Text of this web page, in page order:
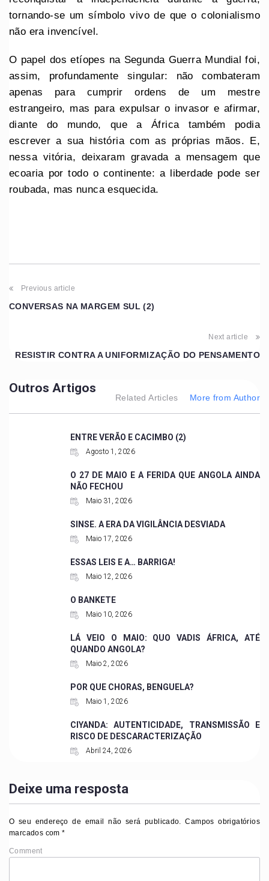
tornando-se um símbolo vivo de que o colonialismo
não era invencível.
O papel dos etíopes na Segunda Guerra Mundial foi,
assim, profundamente singular: não combateram
apenas para cumprir ordens de um mestre
estrangeiro, mas para expulsar o invasor e afirmar,
diante do mundo, que a África também podia
escrever a sua história com as próprias mãos. E,
nessa vitória, deixaram gravada a mensagem que
ecoaria por todo o continente: a liberdade pode ser
roubada, mas nunca esquecida.
Previous article
CONVERSAS NA MARGEM SUL (2)
Next article
RESISTIR CONTRA A UNIFORMIZAÇÃO DO PENSAMENTO
Outros Artigos
Related Articles More from Author
ENTRE VERÃO E CACIMBO (2)
Agosto 1, 2026
O 27 DE MAIO E A FERIDA QUE ANGOLA AINDA
NÃO FECHOU
Maio 31, 2026
SINSE. A ERA DA VIGILÂNCIA DESVIADA
Maio 17, 2026
ESSAS LEIS E A… BARRIGA!
Maio 12, 2026
O BANKETE
Maio 10, 2026
LÁ VEIO O MAIO: QUO VADIS ÁFRICA, ATÉ
QUANDO ANGOLA?
Maio 2, 2026
POR QUE CHORAS, BENGUELA?
Maio 1, 2026
CIYANDA: AUTENTICIDADE, TRANSMISSÃO E
RISCO DE DESCARACTERIZAÇÃO
Abril 24, 2026
Deixe uma resposta
O seu endereço de email não será publicado.
Campos obrigatórios
marcados com*
Comment